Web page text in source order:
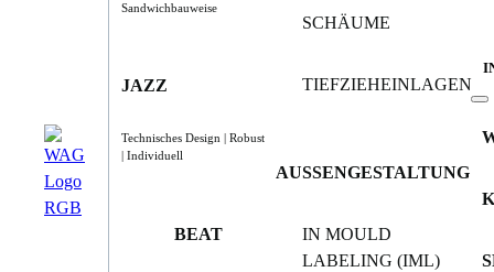
Sandwichbauweise
JAZZ
Technisches Design | Robust
| Individuell
BEAT
SCHÄUME
TIEFZIEHEINLAGEN
AUSSENGESTALTUNG
IN MOULD
LABELING (IML)